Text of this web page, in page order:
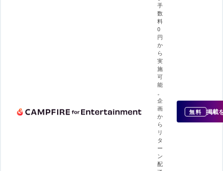
手
数
料
0
円
か
ら
実
施
可
能
。
企
画
か
ら
リ
タ
ー
ン
配
無料 掲載